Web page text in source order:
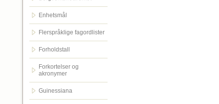
Enhetsmål
Flerspråklige fagordlister
Forholdstall
Forkortelser og
akronymer
Guinessiana